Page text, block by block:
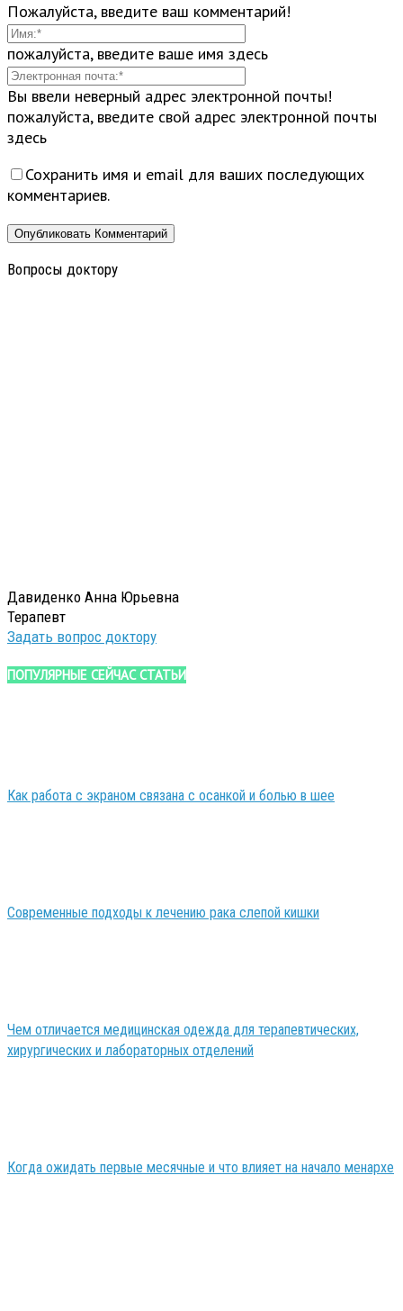
Пожалуйста, введите ваш комментарий!
пожалуйста, введите ваше имя здесь
Вы ввели неверный адрес электронной почты!
пожалуйста, введите свой адрес электронной почты
здесь
Сохранить имя и email для ваших последующих
комментариев.
Вопросы доктору
Давиденко Анна Юрьевна
Терапевт
Задать вопрос доктору
ПОПУЛЯРНЫЕ СЕЙЧАС СТАТЬИ
Как работа с экраном связана с осанкой и болью в шее
Современные подходы к лечению рака слепой кишки
Чем отличается медицинская одежда для терапевтических,
хирургических и лабораторных отделений
Когда ожидать первые месячные и что влияет на начало менархе